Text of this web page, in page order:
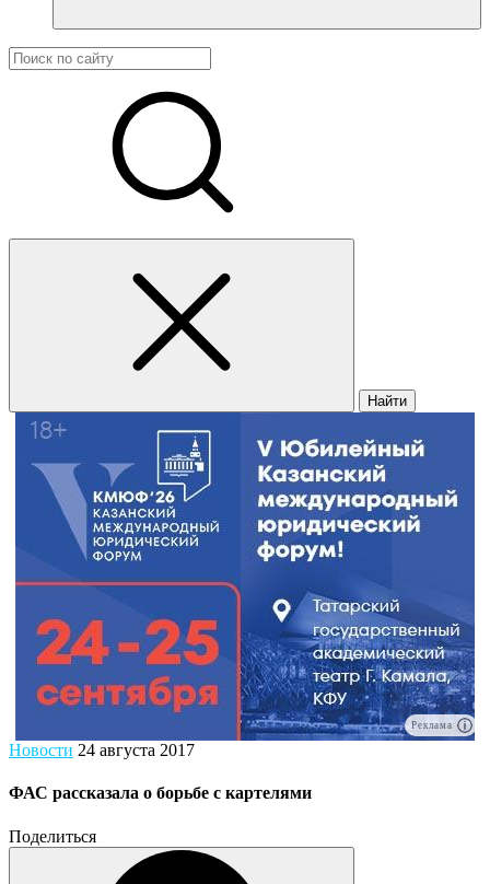
Найти
Реклама
Новости 24 августа 2017
ФАС рассказала о борьбе с картелями
Поделиться